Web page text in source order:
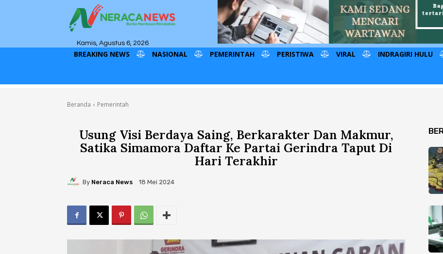
Kamis, Agustus 6, 2026
BREAKING NEWS NASIONAL PEMERINTAH PERISTIWA VIRAL INDRAGIRI HULU
Beranda Pemerintah
Usung Visi Berdaya Saing, Berkarakter Dan Makmur,
Satika Simamora Daftar Ke Partai Gerindra Taput Di
Hari Terakhir
By Neraca News 18 Mei 2024